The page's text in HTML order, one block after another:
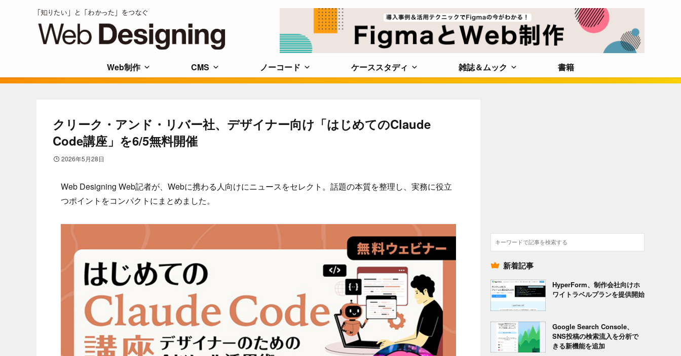
Web制作 CMS ノーコード ケーススタディ 雑誌＆ムック 書籍
クリーク・アンド・リバー社、デザイナー向け「はじめてのClaude
Code講座」を6/5無料開催
2026年5月28日
Web Designing Web記者が、Webに携わる人向けにニュースをセレクト。話題の本質を整理し、実務に役立
つポイントをコンパクトにまとめました。
検
索
新着記事
HyperForm、制作会社向けホ
ワイトラベルプランを提供開始
Google Search Console、
SNS投稿の検索流入を分析で
きる新機能を追加